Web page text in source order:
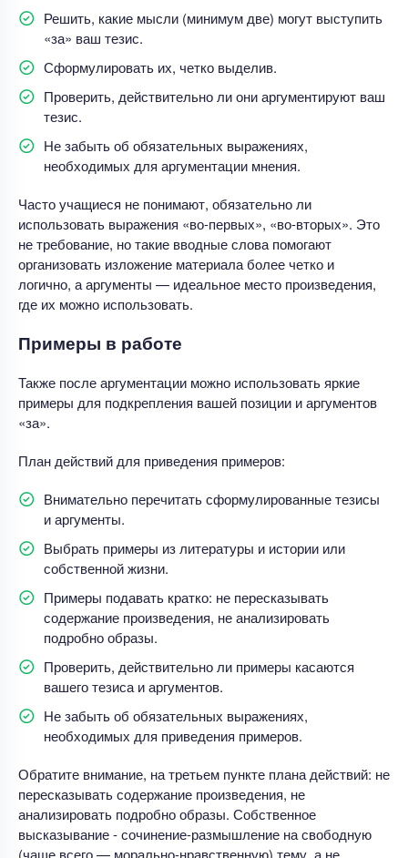
Решить, какие мысли (минимум две) могут выступить
«за» ваш тезис.
Сформулировать их, четко выделив.
Проверить, действительно ли они аргументируют ваш
тезис.
Не забыть об обязательных выражениях,
необходимых для аргументации мнения.
Часто учащиеся не понимают, обязательно ли
использовать выражения «во-первых», «во-вторых». Это
не требование, но такие вводные слова помогают
организовать изложение материала более четко и
логично, а аргументы — идеальное место произведения,
где их можно использовать.
Примеры в работе
Также после аргументации можно использовать яркие
примеры для подкрепления вашей позиции и аргументов
«за».
План действий для приведения примеров:
Внимательно перечитать сформулированные тезисы
и аргументы.
Выбрать примеры из литературы и истории или
собственной жизни.
Примеры подавать кратко: не пересказывать
содержание произведения, не анализировать
подробно образы.
Проверить, действительно ли примеры касаются
вашего тезиса и аргументов.
Не забыть об обязательных выражениях,
необходимых для приведения примеров.
Обратите внимание, на третьем пункте плана действий: не
пересказывать содержание произведения, не
анализировать подробно образы. Собственное
высказывание - сочинение-размышление на свободную
(чаще всего — морально-нравственную) тему, а не